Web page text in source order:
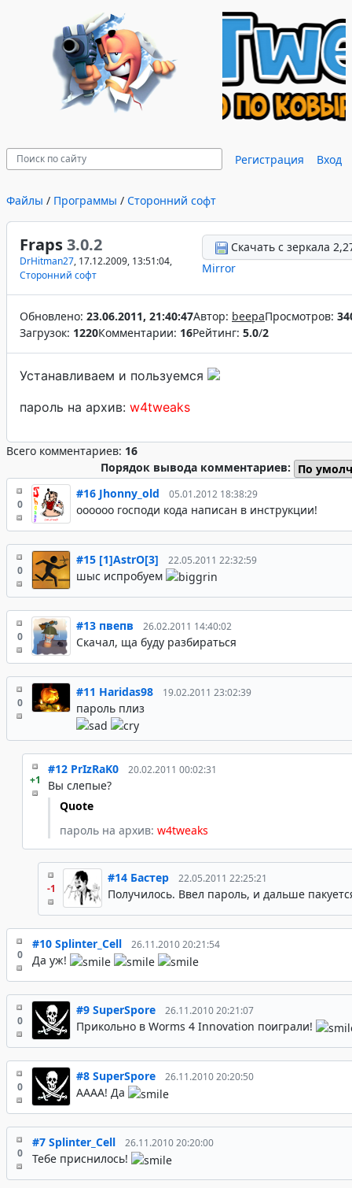
Регистрация Вход
Файлы / Программы / Сторонний софт
Fraps3.0.2
DrHitman27, 17.12.2009, 13:51:04,
Сторонний софт
Скачать с зеркала
Mirror
Обновлено: 23.06.2011, 21:40:47Автор: beepaПросмотров:
Загрузок: 1220Комментарии: 16Рейтинг: 5.0/2
Устанавливаем и пользуемся
пароль на архив: w4tweaks
Всего комментариев: 16
Порядок вывода комментариев:
0
#16 Jhonny_old 05.01.2012 18:38:29
оооооо господи кода написан в инструкции!
0
#15 [1]AstrO[3] 22.05.2011 22:32:59
шыс испробуем
0
#13 пвепв 26.02.2011 14:40:02
Скачал, ща буду разбираться
0
#11 Haridas98 19.02.2011 23:02:39
пароль плиз
+1
#12 PrIzRaK0 20.02.2011 00:02:31
Вы слепые?
Quote
пароль на архив: w4tweaks
-1
#14 Бастер 22.05.2011 22:25:21
Получилось. Ввел пароль, и дальше
0
#10 Splinter_Cell 26.11.2010 20:21:54
Да уж!
0
#9 SuperSpore 26.11.2010 20:21:07
Прикольно в Worms 4 Innovation поиграли!
0
#8 SuperSpore 26.11.2010 20:20:50
АААА! Да
0
#7 Splinter_Cell 26.11.2010 20:20:00
Тебе приснилось!